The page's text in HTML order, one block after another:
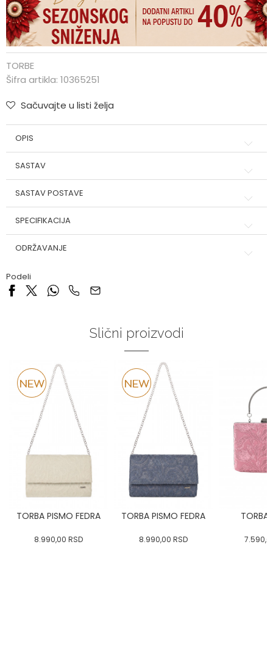
TORBE
Šifra artikla: 10365251
Sačuvajte u listi želja
OPIS
SASTAV
SASTAV POSTAVE
SPECIFIKACIJA
ODRŽAVANJE
Podeli
Slični proizvodi
TORBA PISMO FEDRA
8.990,00 RSD
TORBA PISMO FEDRA
8.990,00 RSD
TORBA